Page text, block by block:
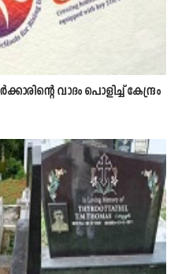
വാദം പൊളിച്ച് കേന്ദ്രം